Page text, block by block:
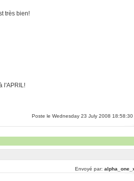
très bien!
l'APRIL!
Poste le Wednesday 23 July 2008 18:58:30
Envoyé par: